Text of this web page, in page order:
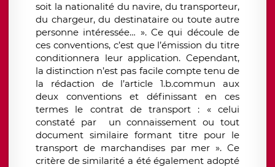
soit la nationalité du navire, du transporteur,
du chargeur, du destinataire ou toute autre
personne intéressée… ». Ce qui découle de
ces conventions, c’est que l’émission du titre
conditionnera leur application. Cependant,
la distinction n’est pas facile compte tenu de
la rédaction de l’article 1.b.commun aux
deux conventions et définissant en ces
termes le contrat de transport : « celui
constaté par un connaissement ou tout
document similaire formant titre pour le
transport de marchandises par mer ». Ce
critère de similarité a été également adopté